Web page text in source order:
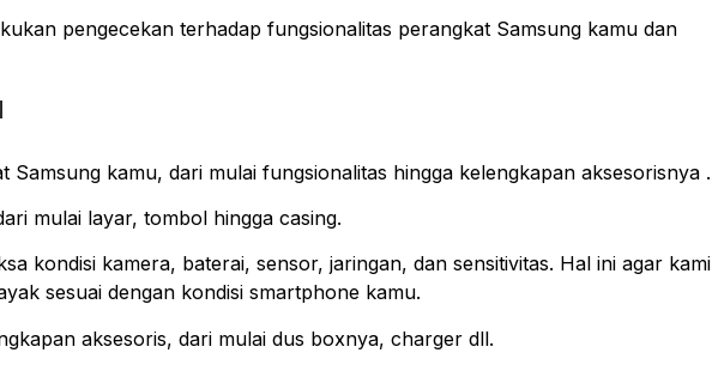
pengecekan terhadap fungsionalitas perangkat Samsung kamu dan
Samsung kamu, dari mulai fungsionalitas hingga kelengkapan aksesorisnya .
mulai layar, tombol hingga casing.
kondisi kamera, baterai, sensor, jaringan, dan sensitivitas. Hal ini agar kami
sesuai dengan kondisi smartphone kamu.
aksesoris, dari mulai dus boxnya, charger dll.